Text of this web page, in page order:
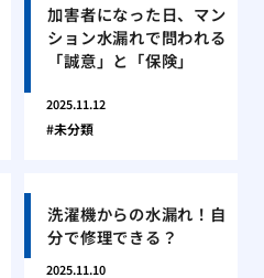
加害者になった日、マン
ション水漏れで問われる
「誠意」と「保険」
2025.11.12
未分類
洗濯機からの水漏れ！自
分で修理できる？
2025.11.10